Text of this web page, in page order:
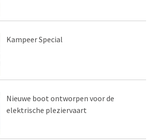
Kampeer Special
Nieuwe boot ontworpen voor de
elektrische pleziervaart